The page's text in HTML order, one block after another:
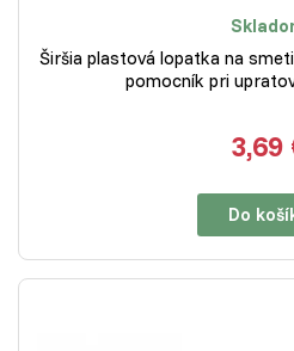
Širšia plastová lopatka na
pomocník pri
3,69
Do